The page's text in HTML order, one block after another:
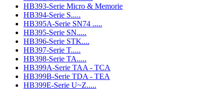
HB393-Serie Micro & Memorie
HB394-Serie S.....
HB395A-Serie SN74 .....
HB395-Serie SN.....
HB396-Serie STK....
HB397-Serie T.....
HB398-Serie TA.....
HB399A-Serie TAA - TCA
HB399B-Serie TDA - TEA
HB399E-Serie U~Z.....